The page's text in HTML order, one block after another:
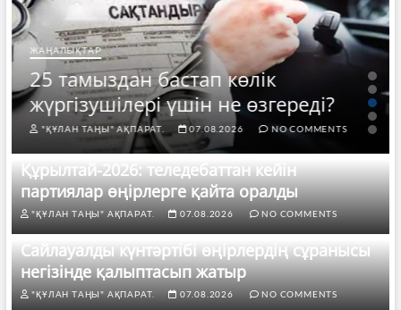
ЖАҢАЛЫҚТАР
25 тамыздан бастап көлік
жүргізушілері үшін не өзгереді?
"ҚҰЛАН ТАҢЫ" АҚПАРАТ. 07.08.2026 NO COMMENTS
Құрылтай-2026: теледебаттан кейін
партиялар өңірлерге қайта оралды
"ҚҰЛАН ТАҢЫ" АҚПАРАТ. 07.08.2026 NO COMMENTS
Сайлауалды күнтәртібі өңірлердің сұранысы
негізінде қалыптасып жатыр
"ҚҰЛАН ТАҢЫ" АҚПАРАТ. 07.08.2026 NO COMMENTS